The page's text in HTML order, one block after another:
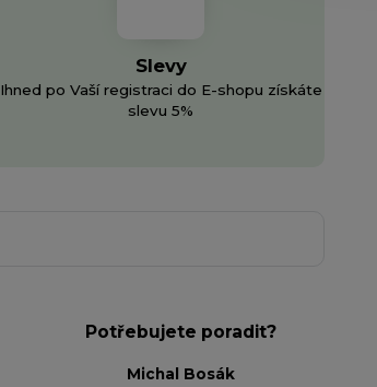
Slevy
Ihned po Vaší registraci do E-shopu získáte
slevu 5%
Potřebujete poradit?
Michal Bosák